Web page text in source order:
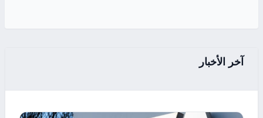
آخر الأخبار